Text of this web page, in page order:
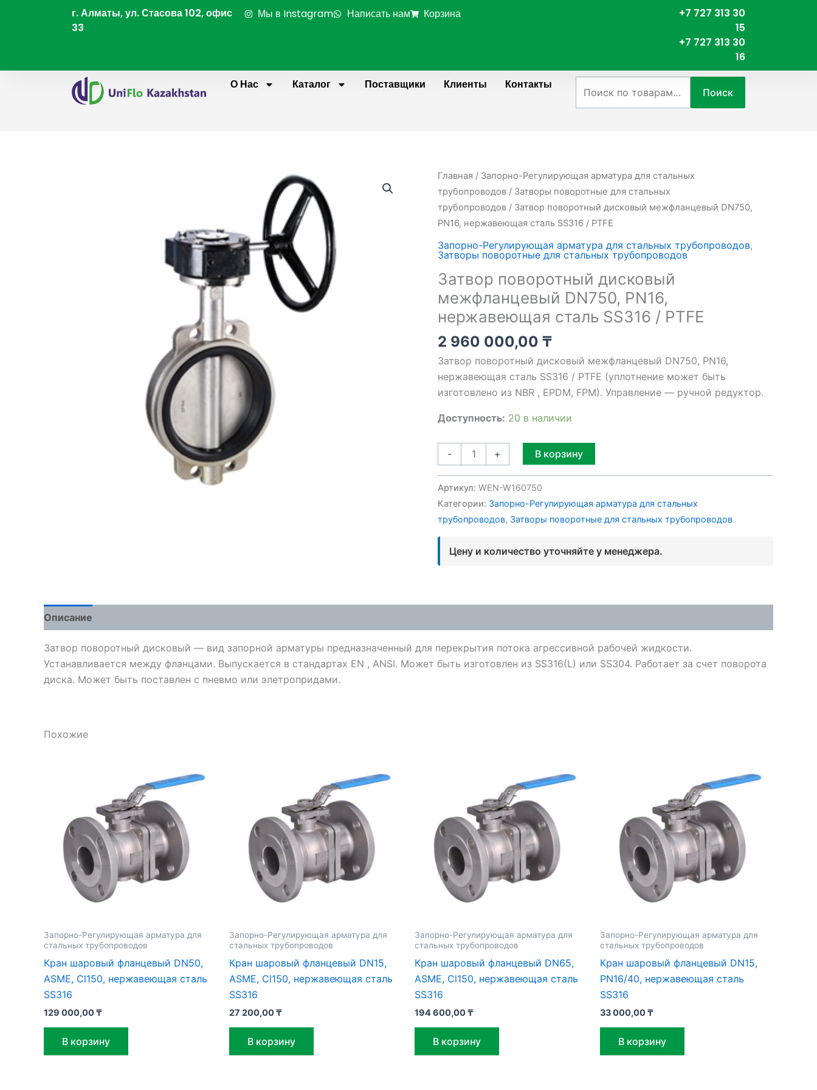
г. Алматы, ул. Стасова 102, офис
33
Мы в Instagram Написать нам Корзина
+7 727 313 30
15
+7 727 313 30
16
О Нас
Каталог Поставщики Клиенты Контакты
Поиск
Главная / Запорно-Регулирующая арматура для стальных
трубопроводов / Затворы поворотные для стальных
трубопроводов / Затвор поворотный дисковый межфланцевый DN750,
PN16, нержавеющая сталь SS316 / PTFE
Запорно-Регулирующая арматура для стальных трубопроводов,
Затворы поворотные для стальных трубопроводов
Затвор поворотный дисковый
межфланцевый DN750, PN16,
нержавеющая сталь SS316 / PTFE
2 960 000,00 ₸
Затвор поворотный дисковый межфланцевый DN750, PN16,
нержавеющая сталь SS316 / PTFE (уплотнение может быть
изготовлено из NBR , EPDM, FPM). Управление — ручной редуктор.
Доступность: 20 в наличии
-
Количество
товара
Затвор
поворотный
дисковый
межфланцевый
DN750,
PN16,
нержавеющая
сталь
SS316
/
PTFE
+ В корзину
Артикул: WEN-W160750
Категории: Запорно-Регулирующая арматура для стальных
трубопроводов, Затворы поворотные для стальных трубопроводов
Цену и количество уточняйте у менеджера.
Описание
Затвор поворотный дисковый — вид запорной арматуры предназначенный для перекрытия потока агрессивной рабочей жидкости.
Устанавливается между фланцами. Выпускается в стандартах EN , ANSI. Может быть изготовлен из SS316(L) или SS304. Работает за счет поворота
диска. Может быть поставлен с пневмо или элетропридами.
Похожие
Запорно-Регулирующая арматура для
стальных трубопроводов
Кран шаровый фланцевый DN50,
ASME, Cl150, нержавеющая сталь
SS316
129 000,00₸
В корзину
Запорно-Регулирующая арматура для
стальных трубопроводов
Кран шаровый фланцевый DN15,
ASME, Cl150, нержавеющая сталь
SS316
27 200,00₸
В корзину
Запорно-Регулирующая арматура для
стальных трубопроводов
Кран шаровый фланцевый DN65,
ASME, Cl150, нержавеющая сталь
SS316
194 600,00₸
В корзину
Запорно-Регулирующая арматура для
стальных трубопроводов
Кран шаровый фланцевый DN15,
PN16/40, нержавеющая сталь
SS316
33 000,00₸
В корзину